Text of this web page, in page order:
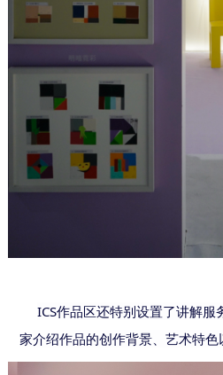
ICS作品区还特别设置了讲解
家介绍作品的创作背景、艺术特色